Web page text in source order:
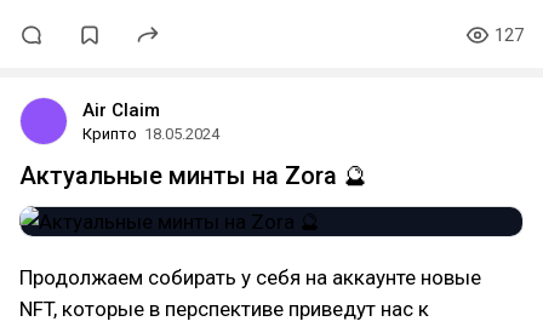
127
Air Claim
Крипто 18.05.2024
Актуальные минты на Zora 🔮
Продолжаем собирать у себя на аккаунте новые
NFT, которые в перспективе приведут нас к